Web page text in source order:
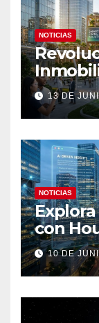
NOTICIAS
Clave
13 DE
NOTICIAS
con
10 DE